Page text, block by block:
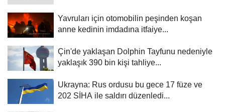
Yavruları için otomobilin peşinden koşan
anne kedinin imdadına itfaiye...
Çin'de yaklaşan Dolphin Tayfunu nedeniyle
yaklaşık 390 bin kişi tahliye...
Ukrayna: Rus ordusu bu gece 17 füze ve
202 SİHA ile saldırı düzenledi...